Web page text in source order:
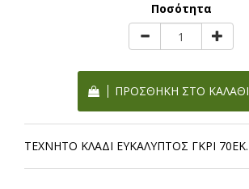
Ποσότητα
ΠΡΟΣΘΉΚΗ ΣΤΟ ΚΑΛΆΘΙ
ΤΕΧΝΗΤΟ ΚΛΑΔΙ ΕΥΚΑΛΥΠΤΟΣ ΓΚΡΙ 70ΕΚ.